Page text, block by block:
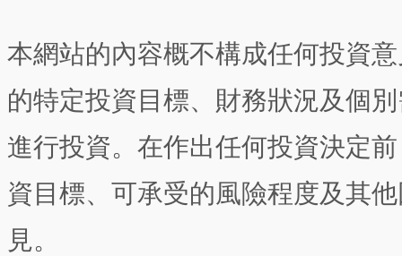
本網站的內容概不構成任何投資
的特定投資目標、財務狀況及個
進行投資。在作出任何投資決定
資目標、可承受的風險程度及其
見。